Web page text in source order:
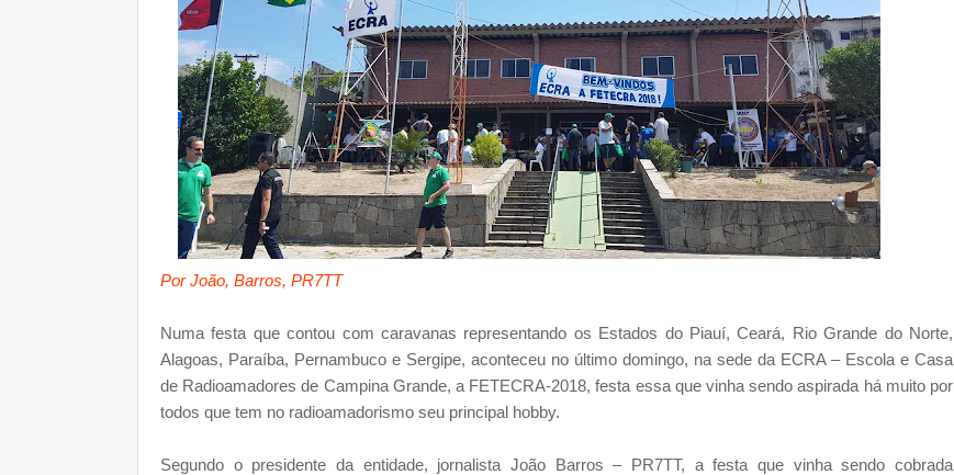
Por João, Barros, PR7TT
Numa festa que contou com caravanas representando os Estados do Piauí, Ceará, Rio Grande do Norte,
Alagoas, Paraíba, Pernambuco e Sergipe, aconteceu no último domingo, na sede da ECRA – Escola e Casa
de Radioamadores de Campina Grande, a FETECRA-2018, festa essa que vinha sendo aspirada há muito por
todos que tem no radioamadorismo seu principal hobby.
Segundo o presidente da entidade, jornalista João Barros – PR7TT, a festa que vinha sendo cobrada